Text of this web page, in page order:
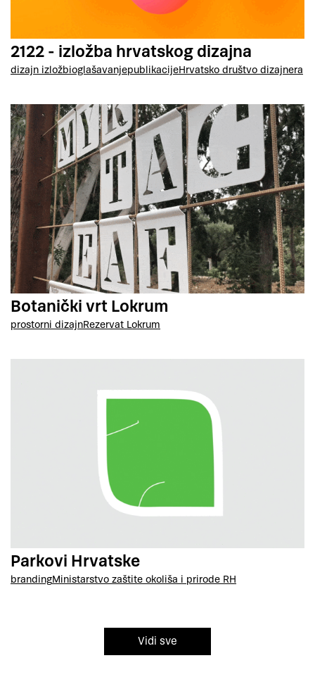
2122 - izložba hrvatskog dizajna
dizajn izložbioglašavanjepublikacijeHrvatsko društvo dizajnera
Botanički vrt Lokrum
prostorni dizajnRezervat Lokrum
Parkovi Hrvatske
brandingMinistarstvo zaštite okoliša i prirode RH
Vidi sve